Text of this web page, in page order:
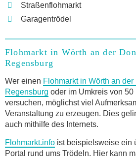
Straßenflohmarkt
Garagentrödel
Flohmarkt in Wörth an der
Regensburg
Wer einen Flohmarkt in Wörth an der
Regensburg oder im Umkreis von 50
versuchen, möglichst viel
Veranstaltung zu erzeugen. Dies
auch mithilfe des Internets.
Flohmarkt.info ist beispielsweise ein
Portal rund ums Trödeln. Hier kann